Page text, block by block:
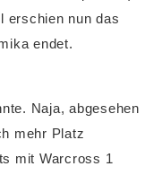
erschien nun das
endet.
Naja, abgesehen
mehr Platz
mit Warcross 1